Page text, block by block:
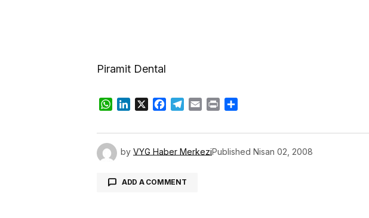
Piramit Dental
WhatsApp
LinkedIn
X Facebook
Telegram
Email Print
by VYG Haber MerkeziPublished Nisan 02, 2008
ADD A COMMENT